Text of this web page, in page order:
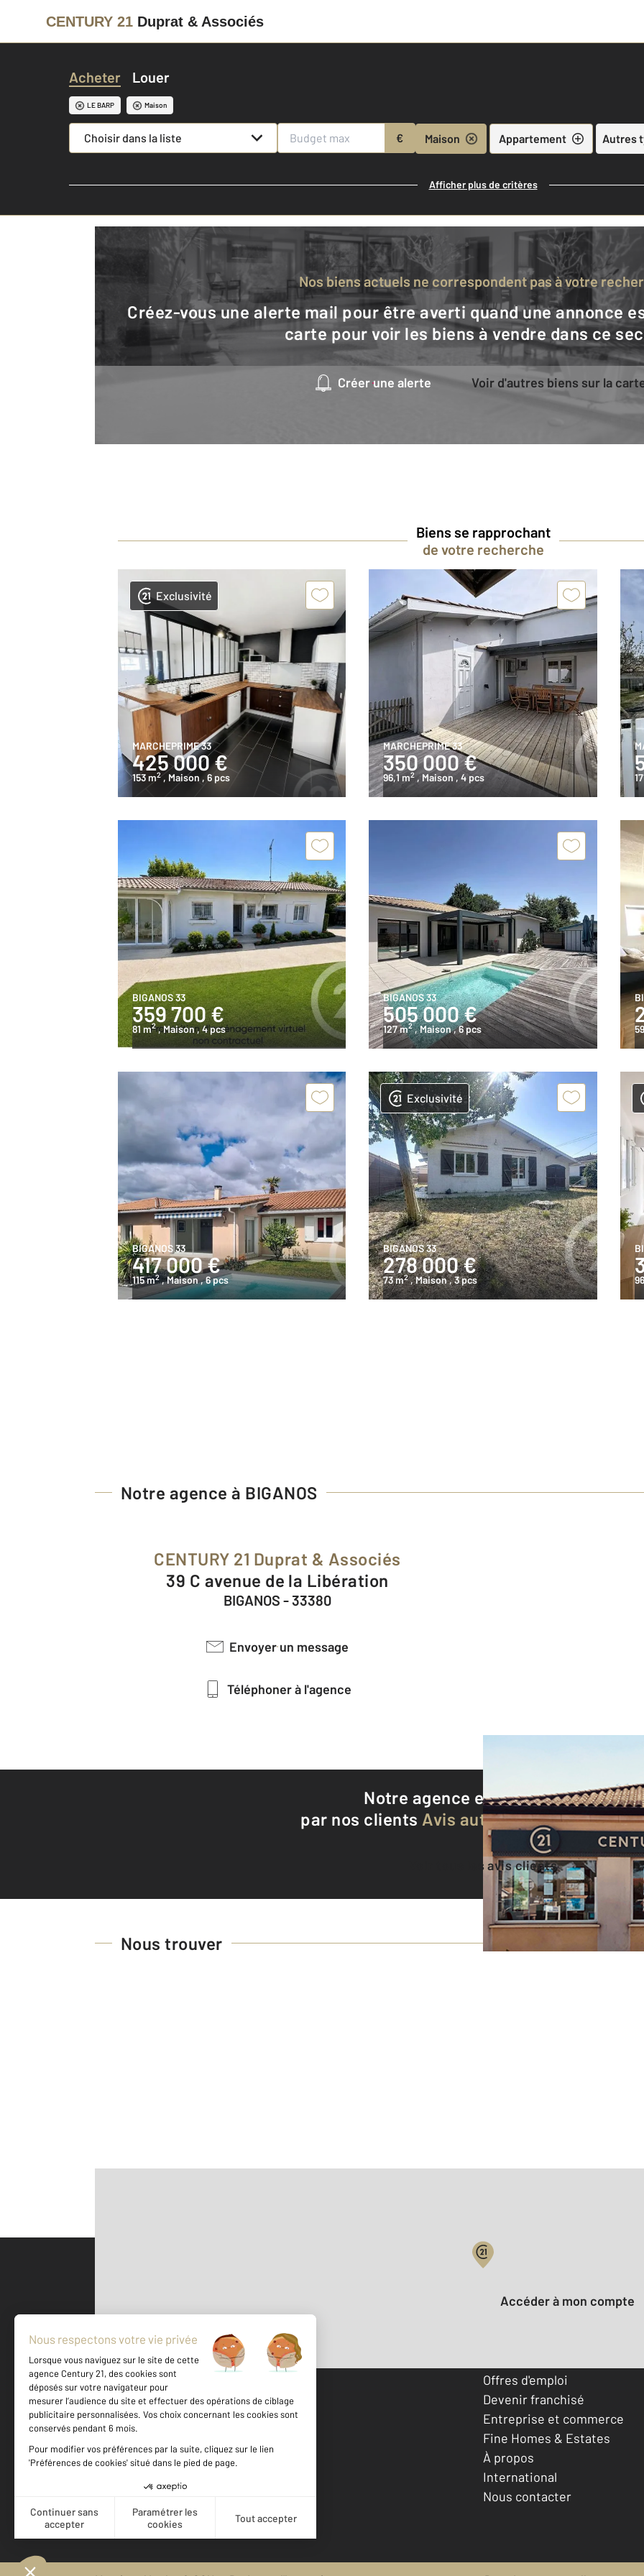
CENTURY 21 Duprat & Associés
Acheter Louer
LE BARP Maison
Choisir dans la liste € Maison Appartement Autres
Afficher plus de critères
Nos biens actuels ne correspondent pas à votre
Créez-vous une alerte mail pour être averti quand une annonce est en ligne et consultez la
carte pour voir les biens à vendre dans ce
Créer une alerte Voir d'autres biens sur la
Biens se rapprochant
de votre recherche
Exclusivité
MARCHEPRIME 33
425 000 €
153 m2 , Maison , 6 pcs
MARCHEPRIME 33
350 000 €
96,1 m2 , Maison , 4 pcs
BIGANOS 33
359 700 €
81 m2 , Maison , 4 pcs
BIGANOS 33
505 000 €
127 m2 , Maison, 6 pcs
BIGANOS 33
417 000 €
115 m2 , Maison, 6 pcs
Exclusivité
BIGANOS 33
278 000 €
73 m2 , Maison, 3 pcs
Notre agence à BIGANOS
CENTURY 21 Duprat & Associés
39 C avenue de la Libération
BIGANOS - 33380
Envoyer un message
Téléphoner à l'agence
Notre agence est notée9,2/10
par nos clients Avis authentifiés par
Voir tous les avis clients
Nous trouver
500 m ©Mappy
Votre compte :
Accéder à mon compte
Votre agence est notée
Achat
Location
Offres d'emploi
Devenir franchisé
Entreprise et commerce
Fine Homes & Estates
À propos
International
Nous contacter